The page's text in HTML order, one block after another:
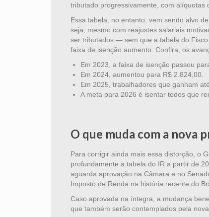
tributado progressivamente, com alíquotas
Essa tabela, no entanto, vem sendo alvo
seja, mesmo com reajustes salariais
ser tributados — sem que a tabela do
faixa de isenção aumento. Confira, os
Em 2023, a faixa de isenção passou
Em 2024, aumentou para R$ 2.824,00.
Em 2025, trabalhadores que ganham
A meta para 2026 é isentar todos que
O que muda com a nova
Para corrigir ainda mais essa distorção, o
profundamente a tabela do IR a partir de
aguarda aprovação na Câmara e no
Imposto de Renda na história recente do
Caso aprovada na íntegra, a mudança
que também serão contemplados pela